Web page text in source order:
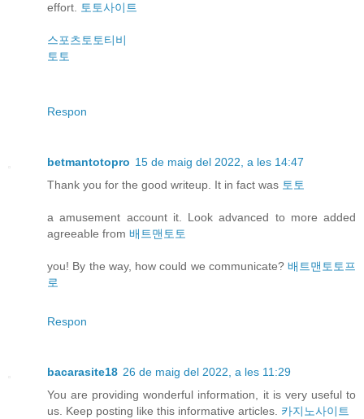
effort. 토토사이트
스포츠토토티비
토토
Respon
betmantotopro 15 de maig del 2022, a les 14:47
Thank you for the good writeup. It in fact was 토토
a amusement account it. Look advanced to more added
agreeable from 배트맨토토
you! By the way, how could we communicate? 배트맨토토프
로
Respon
bacarasite18 26 de maig del 2022, a les 11:29
You are providing wonderful information, it is very useful to
us. Keep posting like this informative articles. 카지노사이트